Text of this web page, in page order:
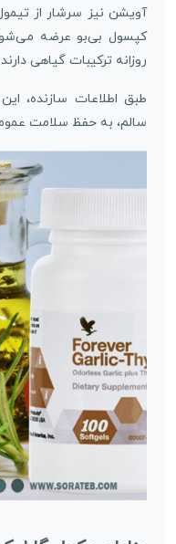
کپسول بی‌بو عرضه
روزانه ترکیبات گیاهی
طبق اطلاعات سازنده،
سالم، به حفظ سلامت